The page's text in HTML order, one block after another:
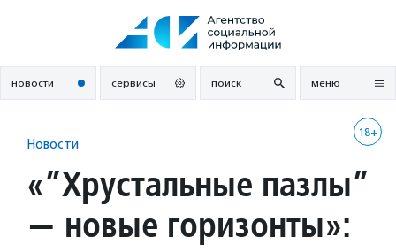
новости сервисы поиск меню
18+
Новости
«”Хрустальные пазлы”
— новые горизонты»: